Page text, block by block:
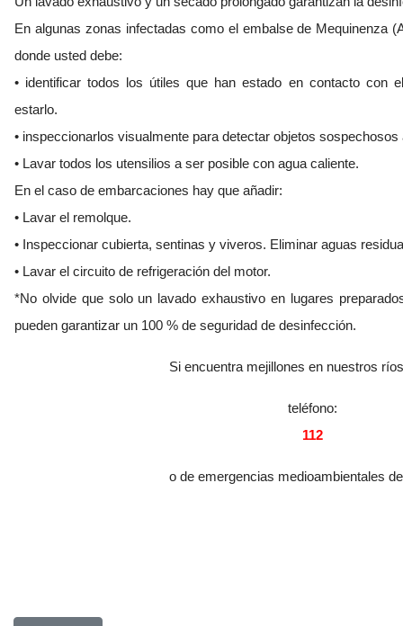
En algunas zonas infectadas como el embalse de Mequinenza
donde usted debe:
• identificar todos los útiles que han estado en contacto con
estarlo.
• inspeccionarlos visualmente para detectar objetos
• Lavar todos los utensilios a ser posible con agua caliente.
En el caso de embarcaciones hay que añadir:
• Lavar el remolque.
• Inspeccionar cubierta, sentinas y viveros. Eliminar aguas
• Lavar el circuito de refrigeración del motor.
*No olvide que solo un lavado exhaustivo en lugares
pueden garantizar un 100 % de seguridad de desinfección.
Si encuentra mejillones en nuestros
teléfono:
112
o de emergencias medioambientales